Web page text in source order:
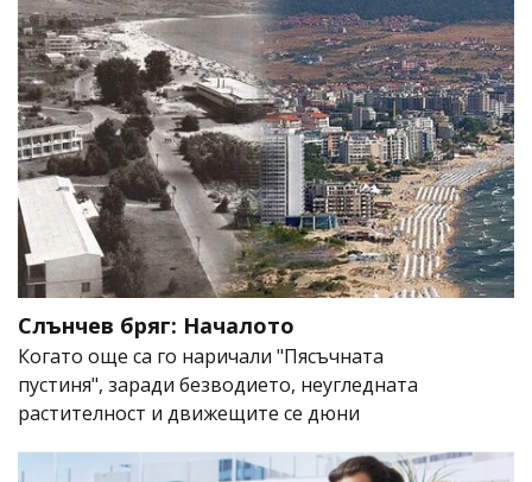
Слънчев бряг: Началото
Когато още са го наричали "Пясъчната
пустиня", заради безводието, неугледната
растителност и движещите се дюни